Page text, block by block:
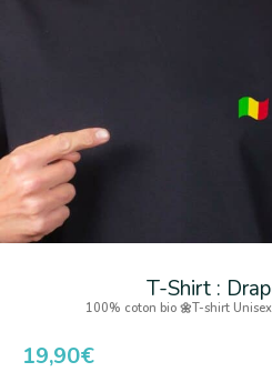
T-Shirt :
100% coton bio 🌼T-shirt
19,90€